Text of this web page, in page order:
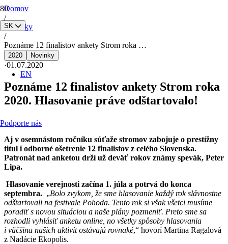
SK
EN
Podporte nás
Domov
/
Novinky
/
Poznáme 12 finalistov ankety Strom roka …
2020 Novinky
·01.07.2020
Poznáme 12 finalistov ankety Strom roka
2020. Hlasovanie práve odštartovalo!
Aj v osemnástom ročníku súťaže stromov zabojuje o prestížny
titul i odborné ošetrenie 12 finalistov z celého Slovenska.
Patronát nad anketou drží už deväť rokov známy spevák, Peter
Lipa.
Hlasovanie verejnosti začína 1. júla a potrvá do konca
septembra. „Bolo zvykom, že sme hlasovanie každý rok slávnostne
odštartovali na festivale Pohoda. Tento rok si však všetci musíme
poradiť s novou situáciou a naše plány pozmeniť. Preto sme sa
rozhodli vyhlásiť anketu online, no všetky spôsoby hlasovania
i väčšina našich aktivít ostávajú rovnaké,“ hovorí Martina Ragalová
z Nadácie Ekopolis.